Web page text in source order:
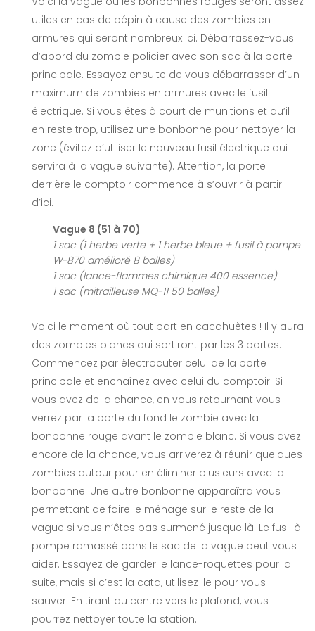
utiles en cas de pépin à cause des zombies en
armures qui seront nombreux ici. Débarrassez-vous
d’abord du zombie policier avec son sac à la porte
principale. Essayez ensuite de vous débarrasser d’un
maximum de zombies en armures avec le fusil
électrique. Si vous êtes à court de munitions et qu’il
en reste trop, utilisez une bonbonne pour nettoyer la
zone (évitez d’utiliser le nouveau fusil électrique qui
servira à la vague suivante). Attention, la porte
derrière le comptoir commence à s’ouvrir à partir
d’ici.
Vague 8 (51 à 70)
1 sac (1 herbe verte + 1 herbe bleue + fusil à pompe
W-870 amélioré 8 balles)
1 sac (lance-flammes chimique 400 essence)
1 sac (mitrailleuse MQ-11 50 balles)
Voici le moment où tout part en cacahuètes ! Il y aura
des zombies blancs qui sortiront par les 3 portes.
Commencez par électrocuter celui de la porte
principale et enchaînez avec celui du comptoir. Si
vous avez de la chance, en vous retournant vous
verrez par la porte du fond le zombie avec la
bonbonne rouge avant le zombie blanc. Si vous avez
encore de la chance, vous arriverez à réunir quelques
zombies autour pour en éliminer plusieurs avec la
bonbonne. Une autre bonbonne apparaîtra vous
permettant de faire le ménage sur le reste de la
vague si vous n’êtes pas surmené jusque là. Le fusil à
pompe ramassé dans le sac de la vague peut vous
aider. Essayez de garder le lance-roquettes pour la
suite, mais si c’est la cata, utilisez-le pour vous
sauver. En tirant au centre vers le plafond, vous
pourrez nettoyer toute la station.